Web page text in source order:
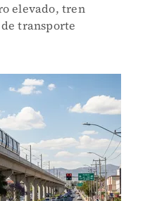
elevado, tren
transporte